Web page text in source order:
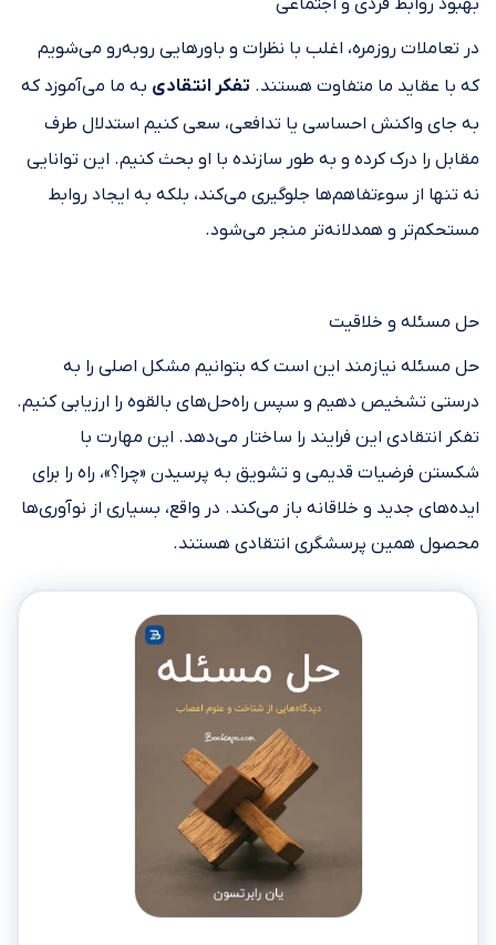
در تعاملات روزمره، اغلب با نظرات و باورهایی روبه‌رو می‌شویم
که با عقاید ما متفاوت هستند. تفکر انتقادی به ما می‌آموزد که
به جای واکنش احساسی یا تدافعی، سعی کنیم استدلال طرف
مقابل را درک کرده و به طور سازنده با او بحث کنیم. این توانایی
نه تنها از سوءتفاهم‌ها جلوگیری می‌کند، بلکه به ایجاد روابط
مستحکم‌تر و همدلانه‌تر منجر می‌شود.
حل مسئله و خلاقیت
حل مسئله نیازمند این است که بتوانیم مشکل اصلی را به
درستی تشخیص دهیم و سپس راه‌حل‌های بالقوه را ارزیابی کنیم.
تفکر انتقادی این فرایند را ساختار می‌دهد. این مهارت با
شکستن فرضیات قدیمی و تشویق به پرسیدن «چرا؟»، راه را برای
ایده‌های جدید و خلاقانه باز می‌کند. در واقع، بسیاری از نوآوری‌ها
محصول همین پرسشگری انتقادی هستند.